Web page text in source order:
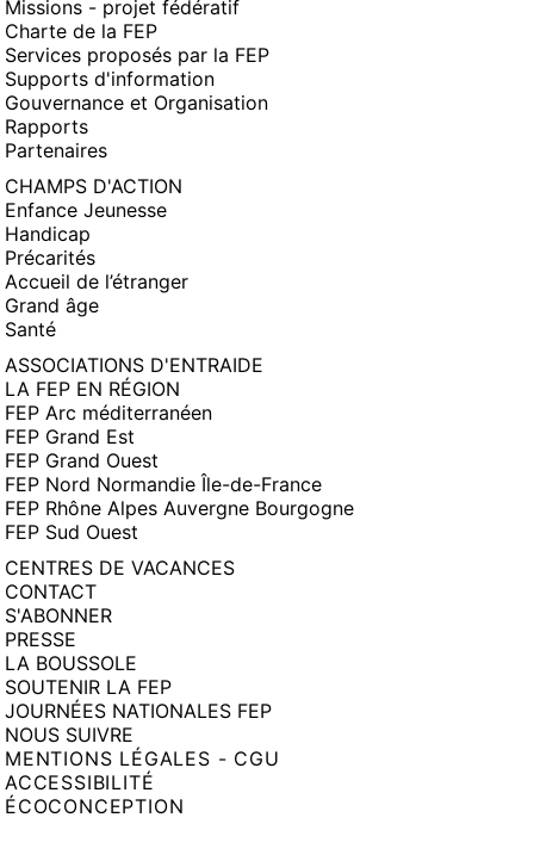
Missions - projet fédératif
Charte de la FEP
Services proposés par la FEP
Supports d'information
Gouvernance et Organisation
Rapports
Partenaires
CHAMPS D'ACTION
Enfance Jeunesse
Handicap
Précarités
Accueil de l’étranger
Grand âge
Santé
ASSOCIATIONS D'ENTRAIDE
LA FEP EN RÉGION
FEP Arc méditerranéen
FEP Grand Est
FEP Grand Ouest
FEP Nord Normandie Île-de-France
FEP Rhône Alpes Auvergne Bourgogne
FEP Sud Ouest
CENTRES DE VACANCES
CONTACT
S'ABONNER
PRESSE
LA BOUSSOLE
SOUTENIR LA FEP
JOURNÉES NATIONALES FEP
NOUS SUIVRE
MENTIONS LÉGALES - CGU
ACCESSIBILITÉ
ÉCOCONCEPTION